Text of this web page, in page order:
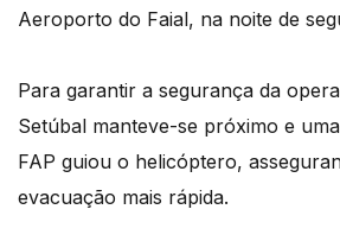
Aeroporto do Faial, na noite de
Para garantir a segurança da
Setúbal manteve-se próximo e
FAP guiou o helicóptero,
evacuação mais rápida.